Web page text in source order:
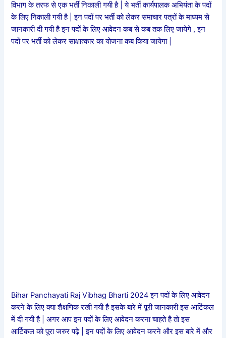
विभाग के तरफ से एक भर्ती निकाली गयी है | ये भर्ती कार्यपालक अभियंता के पदों
के लिए निकाली गयी है | इन पदों पर भर्ती को लेकर समाचार पत्रों के माध्यम से
जानकारी दी गयी है इन पदों के लिए आवेदन कब से कब तक लिए जायेगे , इन
पदों पर भर्ती को लेकर साक्षात्कार का योजना कब किया जायेगा |
Bihar Panchayati Raj Vibhag Bharti 2024 इन पदों के लिए आवेदन
करने के लिए क्या शैक्षणिक रखी गयी है इसके बारे में पूरी जानकारी इस आर्टिकल
में दी गयी है | अगर आप इन पदों के लिए आवेदन करना चाहते है तो इस
आर्टिकल को पूरा जरुर पढ़े | इन पदों के लिए आवेदन करने और इस बारे में और